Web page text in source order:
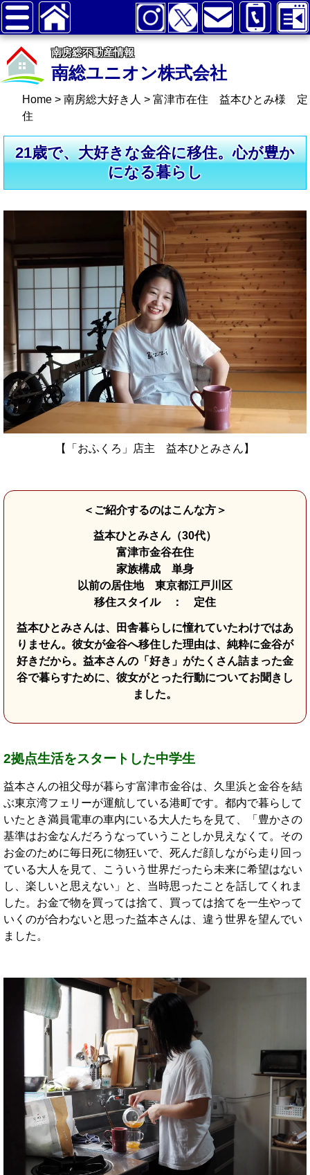
南房総不動産情報
南総ユニオン株式会社
Home > 南房総大好き人 > 富津市在住 益本ひとみ様 定
住
21歳で、大好きな金谷に移住。心が豊か
になる暮らし
【「おふくろ」店主 益本ひとみさん】
＜ご紹介するのはこんな方＞
益本ひとみさん（30代）
富津市金谷在住
家族構成 単身
以前の居住地 東京都江戸川区
移住スタイル ： 定住
益本ひとみさんは、田舎暮らしに憧れていたわけではあ
りません。彼女が金谷へ移住した理由は、純粋に金谷が
好きだから。益本さんの「好き」がたくさん詰まった金
谷で暮らすために、彼女がとった行動についてお聞きし
ました。
2拠点生活をスタートした中学生
益本さんの祖父母が暮らす富津市金谷は、久里浜と金谷を結
ぶ東京湾フェリーが運航している港町です。都内で暮らして
いたとき満員電車の車内にいる大人たちを見て、「豊かさの
基準はお金なんだろうなっていうことしか見えなくて。その
お金のために毎日死に物狂いで、死んだ顔しながら走り回っ
ている大人を見て、こういう世界だったら未来に希望はない
し、楽しいと思えない」と、当時思ったことを話してくれま
した。お金で物を買っては捨て、買っては捨てを一生やって
いくのが合わないと思った益本さんは、違う世界を望んでい
ました。